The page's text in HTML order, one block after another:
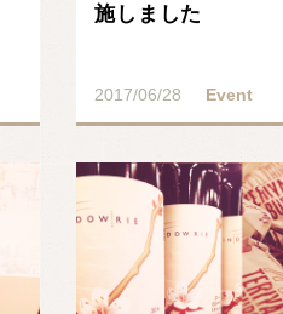
施しました
2017/06/28 Event